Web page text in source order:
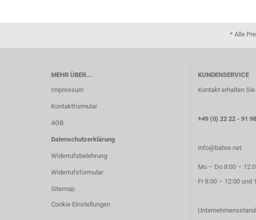
* Alle
MEHR ÜBER...
Impressum
Kontaktformular
AGB
Datenschutzerklärung
Widerrufsbelehrung
Widerrufsformular
Sitemap
Cookie Einstellungen
KUNDENSERVICE
Kontakt erhalten
+49 (0) 22 22 - 91
info@bahre.net
Mo – Do 8:00 –
Fr 8:00 – 12:00 und